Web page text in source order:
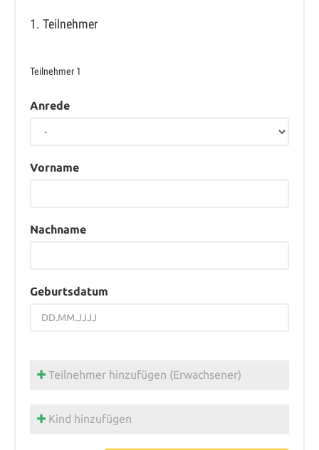
1. Teilnehmer
Teilnehmer 1
Anrede
Vorname
Nachname
Geburtsdatum
Teilnehmer hinzufügen (Erwachsener)
Kind hinzufügen